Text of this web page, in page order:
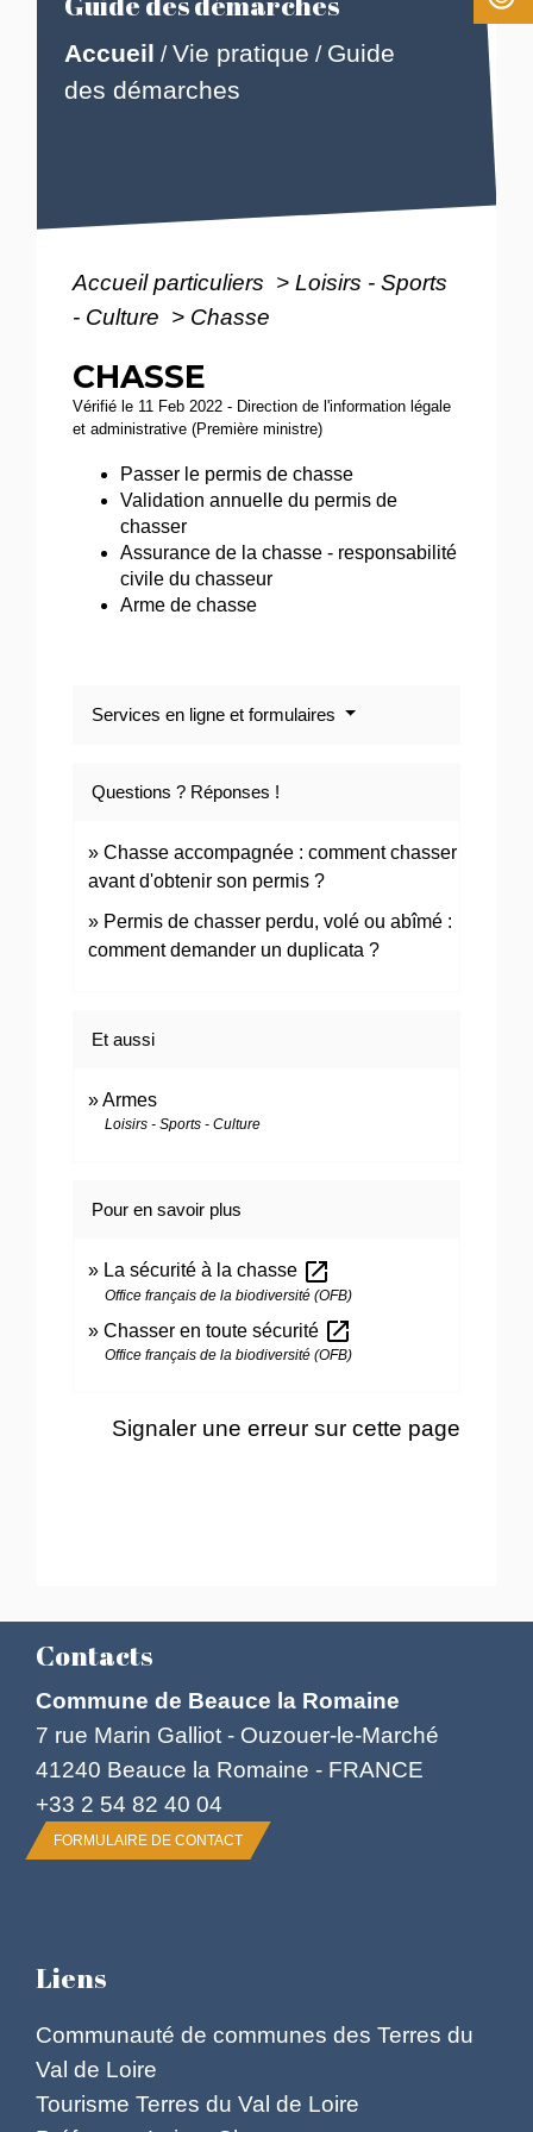
Accueil /Vie pratique / Guide
des démarches
Accueil particuliers > Loisirs - Sports
- Culture > Chasse
CHASSE
Vérifié le 11 Feb 2022 - Direction de l'information légale
et administrative (Première ministre)
Passer le permis de chasse
Validation annuelle du permis de
chasser
Assurance de la chasse - responsabilité
civile du chasseur
Arme de chasse
Services en ligne et formulaires
Questions ? Réponses !
Chasse accompagnée : comment chasser
avant d'obtenir son permis ?
Permis de chasser perdu, volé ou abîmé :
comment demander un duplicata ?
Et aussi
Armes
Loisirs - Sports - Culture
Pour en savoir plus
La sécurité à la chasse open_in_new
Office français de la biodiversité (OFB)
Chasser en toute sécurité open_in_new
Office français de la biodiversité (OFB)
Signaler une erreur sur cette page
Contacts
Commune de Beauce la Romaine
7 rue Marin Galliot - Ouzouer-le-Marché
41240 Beauce la Romaine - FRANCE
+33 2 54 82 40 04
FORMULAIRE DE CONTACT
Liens
Communauté de communes des Terres du
Val de Loire
Tourisme Terres du Val de Loire